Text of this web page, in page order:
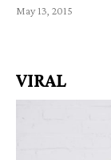
May 13, 2015
VIRAL